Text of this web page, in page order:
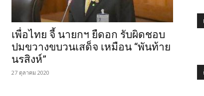
เพื่อไทย จี้ นายกฯ ยืดอก รับผิดชอบ
ปมขวางขบวนเสด็จ เหมือน “พันท้าย
นรสิงห์”
27 ตุลาคม 2020